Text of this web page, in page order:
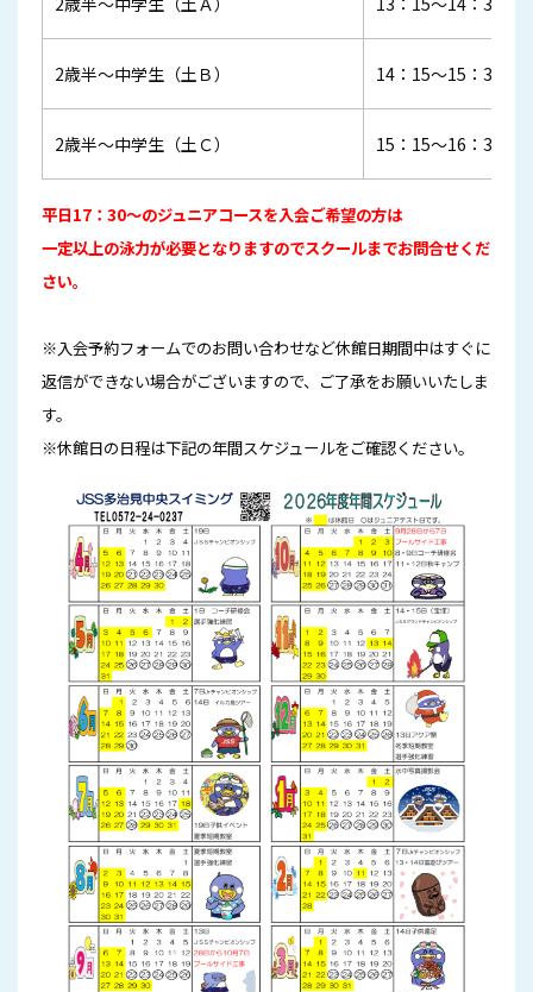
2歳半～中学生（土Ｂ） 14：15～15：30
2歳半～中学生（土Ｃ） 15：15～16：30
平日17：30～のジュニアコースを入会ご希望の方は
一定以上の泳力が必要となりますのでスクールまでお問合せくだ
さい。
※入会予約フォームでのお問い合わせなど休館日期間中はすぐに
返信ができない場合がございますので、ご了承をお願いいたしま
す。
※休館日の日程は下記の年間スケジュールをご確認ください。